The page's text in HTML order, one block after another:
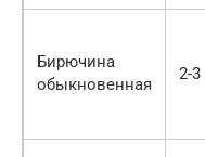
Бирючина
обыкновенная
2-3